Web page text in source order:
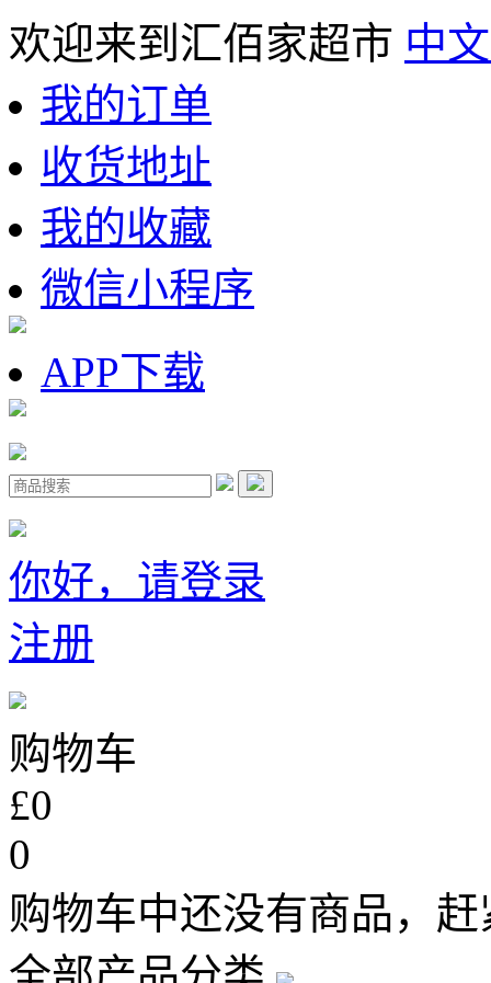
欢迎来到汇佰家超市 中
我的订单
收货地址
我的收藏
微信小程序
APP下载
你好，请登录
注册
购物车
£0
0
购物车中还没有商品，